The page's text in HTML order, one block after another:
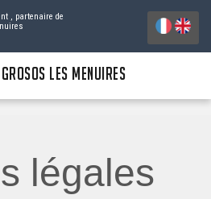
, partenaire de
LES MENUIRES
légales